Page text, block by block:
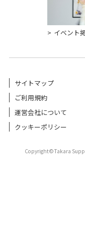
イベント
サイトマップ
ご利用規約
運営会社について
クッキーポリシー
Copyright©Takara